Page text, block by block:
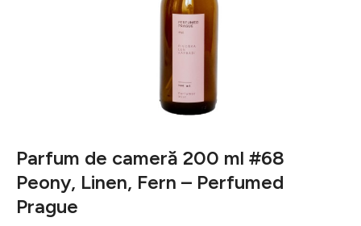
Parfum de cameră 200 ml #68
Peony, Linen, Fern – Perfumed
Prague